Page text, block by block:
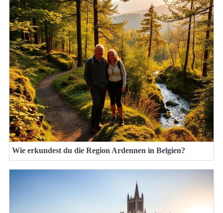
Wie erkundest du die Region Ardennen in Belgien?